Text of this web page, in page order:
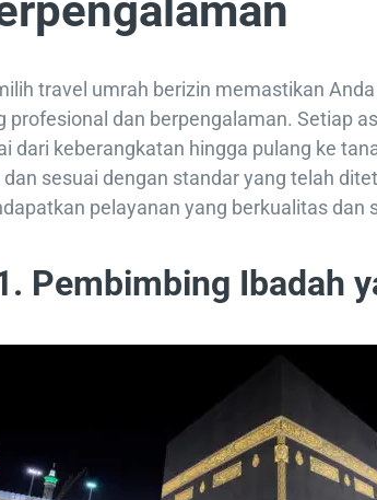
travel umrah berizin memastikan
profesional dan berpengalaman. Setiap
dari keberangkatan hingga pulang ke
dan sesuai dengan standar yang telah
pelayanan yang berkualitas dan
Pembimbing Ibadah